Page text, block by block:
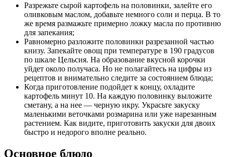
Разрежьте сырой картофель на половинки, залейте его
оливковым маслом, добавьте немного соли и перца. В то
же время размажьте примерно ложку масла по противню
для запекания;
Равномерно разложите половинки разрезанной частью
книзу. Запекайте овощ при температуре в 190 градусов
по шкале Цельсия. На образование вкусной корочки
уйдет около получаса. Но не полагайтесь на цифры из
рецептов и внимательно следите за состоянием блюда;
Когда приготовление подойдет к концу, охладите
картофель минут 10. На каждую половинку выложите
сметану, а на нее — черную икру. Украсьте закуску
маленькими веточками розмарина или уже нарезанным
растением. Как видите, приготовить закуски для двоих
быстро и недорого вполне реально.
Основное блюдо